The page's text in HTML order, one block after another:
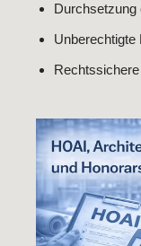
Durchsetzung
Unberechtigte